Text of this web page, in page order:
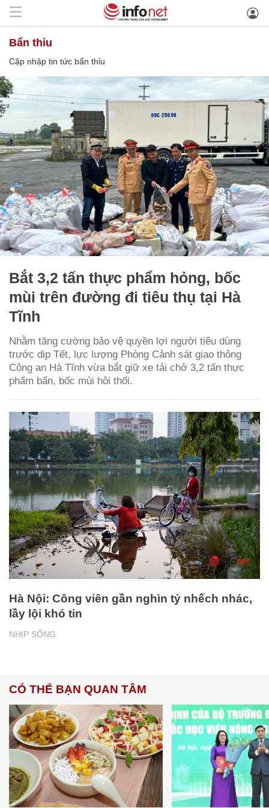
bẩn thỉu
Cập nhập tin tức bẩn thỉu
Bắt 3,2 tấn thực phẩm hỏng, bốc
mùi trên đường đi tiêu thụ tại Hà
Tĩnh
Nhằm tăng cường bảo vệ quyền lợi người tiêu dùng
trước dịp Tết, lực lượng Phòng Cảnh sát giao thông
Công an Hà Tĩnh vừa bắt giữ xe tải chở 3,2 tấn thực
phẩm bẩn, bốc mùi hôi thối.
NHỊP SỐNG
Hà Nội: Công viên gần nghìn tỷ nhếch nhác,
lầy lội khó tin
CÓ THỂ BẠN QUAN TÂM